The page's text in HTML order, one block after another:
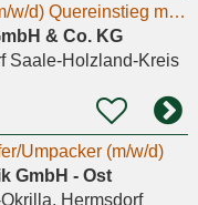
Verpacker Metzgerei (m/w/d) Quereinstieg möglich
& Co. KG
Saale-Holzland-Kreis
Umpacker (m/w/d)
GmbH - Ost
Hermsdorf